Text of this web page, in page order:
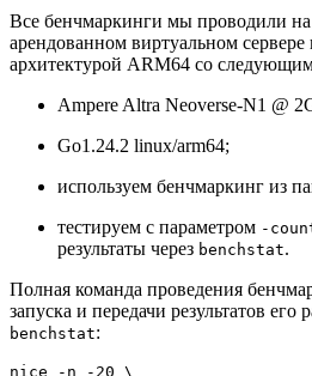
Все бенчмаркинги мы проводили
арендованном виртуальном сервере
архитектурой ARM64 со
Ampere Altra Neoverse-N1 @
Go1.24.2 linux/arm64;
используем бенчмаркинг из
тестируем с параметром -
результаты через benchstat.
Полная команда проведения
запуска и передачи результатов его
benchstat:
nice -n -20 \